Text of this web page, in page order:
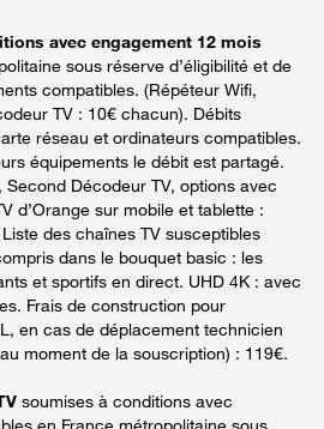
avec engagement 12 mois
sous réserve d’éligibilité et de
compatibles. (Répéteur Wifi,
TV : 10€ chacun). Débits
réseau et ordinateurs compatibles.
équipements le débit est partagé.
Décodeur TV, options avec
d’Orange sur mobile et tablette :
des chaînes TV susceptibles
dans le bouquet basic : les
et sportifs en direct. UHD 4K : avec
Frais de construction pour
en cas de déplacement technicien
moment de la souscription) : 119€.
soumises à conditions avec
en France métropolitaine sous